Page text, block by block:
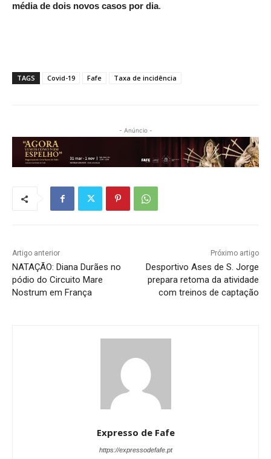
média de dois novos casos por dia.
TAGS Covid-19 Fafe Taxa de incidência
- Anúncio -
Artigo anterior
NATAÇÃO: Diana Durães no
pódio do Circuito Mare
Nostrum em França
Próximo artigo
Desportivo Ases de S. Jorge
prepara retoma da atividade
com treinos de captação
Expresso de Fafe
https://expressodefafe.pt